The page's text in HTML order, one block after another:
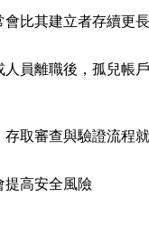
會比其建立者存續更
人員離職後，孤兒帳
存取審查與驗證流程
提高安全風險